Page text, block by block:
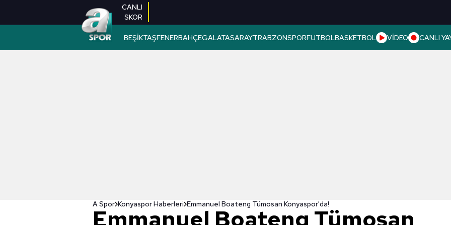
CANLI
SKOR
BEŞİKTAŞFENERBAHÇEGALATASARAYTRABZONSPORFUTBOLBASKETBOL VİDEO CANLI
A Spor Konyaspor Haberleri Emmanuel Boateng Tümosan Konyaspor'da!
Emmanuel Boateng Tümosan